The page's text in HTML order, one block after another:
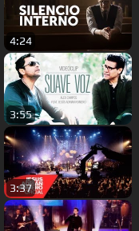
4:24
3:55
3:37